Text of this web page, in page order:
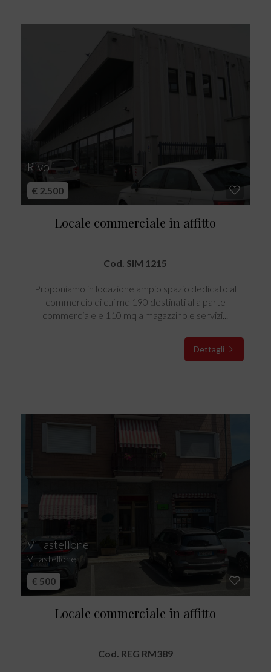
Rivoli
€ 2.500
Locale commerciale in affitto
Cod. SIM 1215
Proponiamo in locazione ampio spazio dedicato al
commercio di cui mq 190 destinati alla parte
commerciale e 110 mq a magazzino e servizi...
Dettagli
Villastellone
Villastellone
€ 500
Locale commerciale in affitto
Cod. REG RM389